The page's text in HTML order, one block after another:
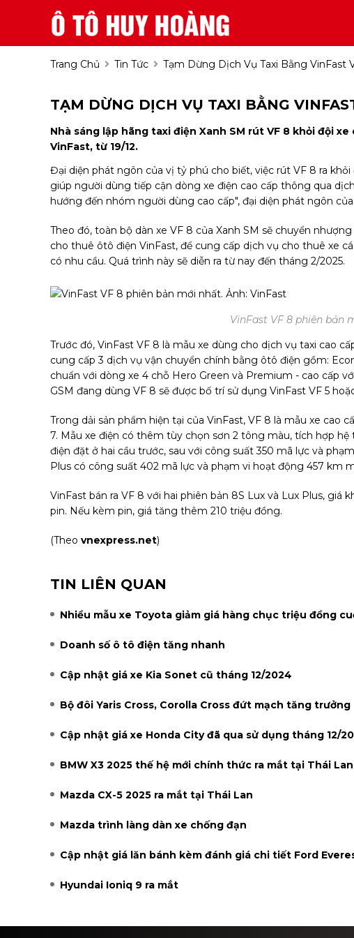
Trang Chủ Tin Tức Tạm Dừng Dịch Vụ Taxi Bằng VinFast
TẠM DỪNG DỊCH VỤ TAXI BẰNG
Nhà sáng lập hãng taxi điện Xanh SM rút VF 8 khỏi đội
VinFast, từ 19/12.
Đại diện phát ngôn của vị tỷ phú cho biết, việc rút VF 8 ra
giúp người dùng tiếp cận dòng xe điện cao cấp thông qua
hướng đến nhóm người dùng cao cấp", đại diện phát ngôn
Theo đó, toàn bộ dàn xe VF 8 của Xanh SM sẽ chuyển
cho thuê ôtô điện VinFast, để cung cấp dịch vụ cho thuê xe
có nhu cầu. Quá trình này sẽ diễn ra từ nay đến tháng 2/2025.
VinFast VF 8 phiên bản
Trước đó, VinFast VF 8 là mẫu xe dùng cho dịch vụ taxi cao
cung cấp 3 dịch vụ vận chuyển chính bằng ôtô điện gồm:
chuẩn với dòng xe 4 chỗ Hero Green và Premium - cao cấp
GSM đang dùng VF 8 sẽ được bố trí sử dụng VinFast VF 5
Trong dải sản phẩm hiện tại của VinFast, VF 8 là mẫu xe cao
7. Mẫu xe điện có thêm tùy chọn sơn 2 tông màu, tích hợp
điện đặt ở hai cầu trước, sau với công suất 350 mã lực và
Plus có công suất 402 mã lực và phạm vi hoạt động 457 km
VinFast bán ra VF 8 với hai phiên bản 8S Lux và Lux Plus, giá
pin. Nếu kèm pin, giá tăng thêm 210 triệu đồng.
(Theo vnexpress.net)
TIN LIÊN QUAN
Nhiều mẫu xe Toyota giảm giá hàng chục triệu đồng
Doanh số ô tô điện tăng nhanh
Cập nhật giá xe Kia Sonet cũ tháng 12/2024
Bộ đôi Yaris Cross, Corolla Cross đứt mạch tăng trưởng
Cập nhật giá xe Honda City đã qua sử dụng tháng 12/
BMW X3 2025 thế hệ mới chính thức ra mắt tại Thái Lan
Mazda CX-5 2025 ra mắt tại Thái Lan
Mazda trình làng dàn xe chống đạn
Cập nhật giá lăn bánh kèm đánh giá chi tiết Ford
Hyundai Ioniq 9 ra mắt